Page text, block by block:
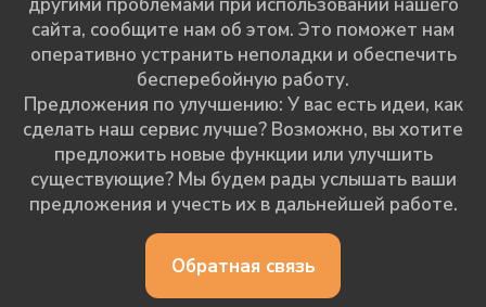
сайта, сообщите нам об этом. Это поможет нам
оперативно устранить неполадки и обеспечить
бесперебойную работу.
Предложения по улучшению: У вас есть идеи, как
сделать наш сервис лучше? Возможно, вы хотите
предложить новые функции или улучшить
существующие? Мы будем рады услышать ваши
предложения и учесть их в дальнейшей работе.
Обратная связь